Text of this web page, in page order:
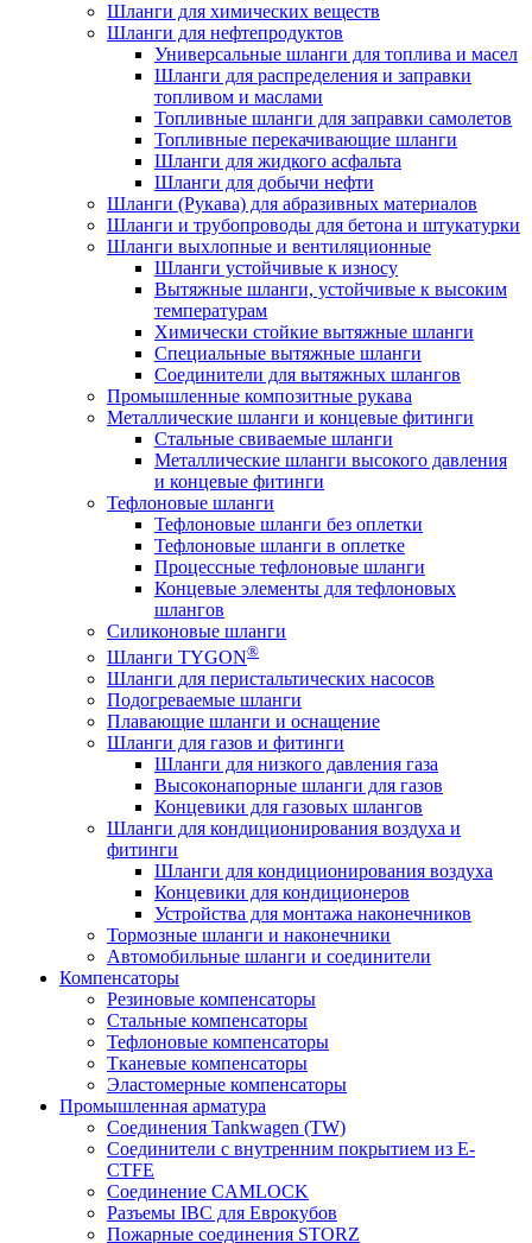
Шланги для химических веществ
Шланги для нефтепродуктов
Универсальные шланги для топлива и масел
Шланги для распределения и заправки
топливом и маслами
Топливные шланги для заправки самолетов
Топливные перекачивающие шланги
Шланги для жидкого асфальта
Шланги для добычи нефти
Шланги (Рукава) для абразивных материалов
Шланги и трубопроводы для бетона и штукатурки
Шланги выхлопные и вентиляционные
Шланги устойчивые к износу
Вытяжные шланги, устойчивые к высоким
температурам
Химически стойкие вытяжные шланги
Специальные вытяжные шланги
Соединители для вытяжных шлангов
Промышленные композитные рукава
Металлические шланги и концевые фитинги
Стальные свиваемые шланги
Металлические шланги высокого давления
и концевые фитинги
Тефлоновые шланги
Тефлоновые шланги без оплетки
Тефлоновые шланги в оплетке
Процессные тефлоновые шланги
Концевые элементы для тефлоновых
шлангов
Силиконовые шланги
Шланги TYGON®
Шланги для перистальтических насосов
Подогреваемые шланги
Плавающие шланги и оснащение
Шланги для газов и фитинги
Шланги для низкого давления газа
Высоконапорные шланги для газов
Концевики для газовых шлангов
Шланги для кондиционирования воздуха и
фитинги
Шланги для кондиционирования воздуха
Концевики для кондиционеров
Устройства для монтажа наконечников
Тормозные шланги и наконечники
Автомобильные шланги и соединители
Компенсаторы
Резиновые компенсаторы
Стальные компенсаторы
Тефлоновые компенсаторы
Тканевые компенсаторы
Эластомерные компенсаторы
Промышленная арматура
Соединения Tankwagen (TW)
Соединители с внутренним покрытием из E-
CTFE
Соединение CAMLOCK
Разъемы IBC для Еврокубов
Пожарные соединения STORZ